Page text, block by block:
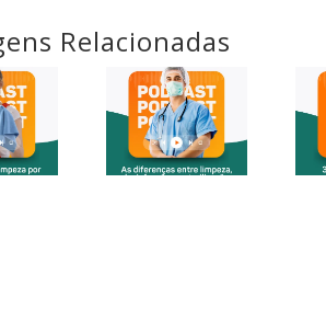
Relacionadas
Qual a
diferença
entre
limpeza,
desinfecção
e